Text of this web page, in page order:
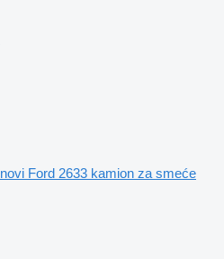
novi Ford 2633 kamion za smeće